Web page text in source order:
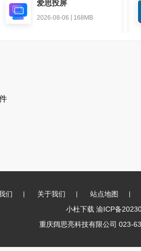
爱思投屏
2026-08-06 168MB
们 关于我们 站点地图
小杜下载 渝ICP备
重庆阔思亮科技有限公司 023-